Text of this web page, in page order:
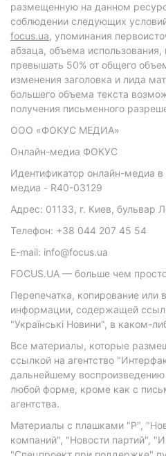
размещенную на данном
соблюдении следующих
focus.ua, упоминания
абзаца, объема
превышать 50% от общего
изменения заголовка и лида
большего объема текста
получения письменного
ООО «ФОКУС МЕДИА»
Онлайн-медиа ФОКУС
Идентификатор онлайн-медиа
медиа - R40-03129
Адрес: 01133, г. Киев, бульвар
Телефон: +38 044 207 45 54
E-mail: info@focus.ua
FOCUS.UA — больше чем
Перепечатка, копирование или
информации, содержащей
"Українські Новини", в каком-
Все материалы, которые
ссылкой на агентство
дальнейшему
любой форме, кроме как с
агентства.
Материалы с плашками "Р",
компаний", "Новости партий",